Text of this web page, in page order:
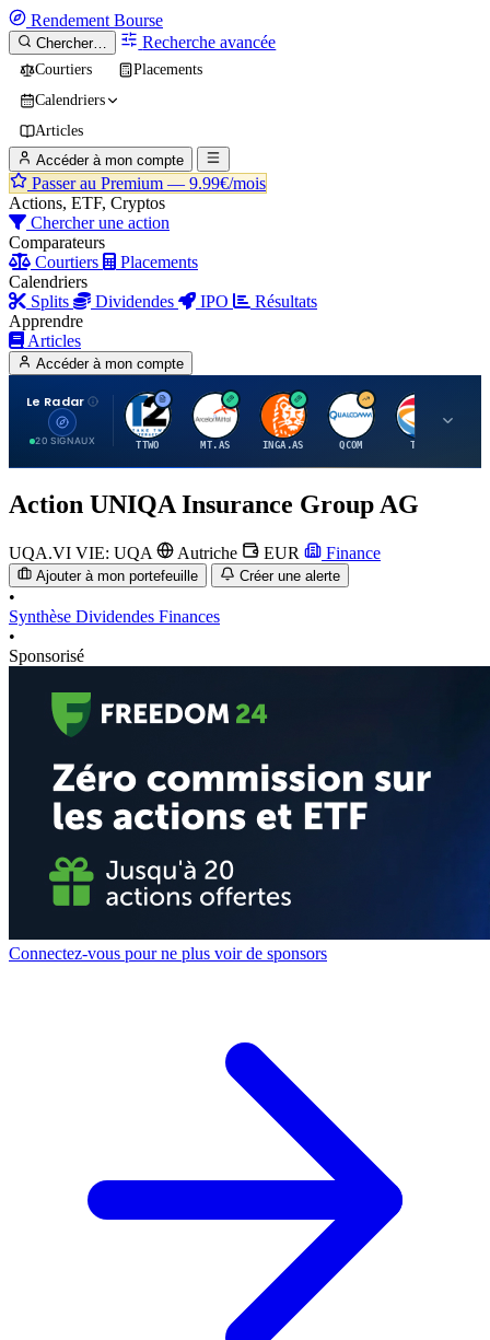
Rendement Bourse
Chercher… Recherche avancée
Courtiers
Placements
Calendriers
Articles
Accéder à mon compte
Passer au Premium — 9.99€/mois
Actions, ETF, Cryptos
Chercher une action
Comparateurs
Courtiers
Placements
Calendriers
Splits
Dividendes IPO
Résultats
Apprendre
Articles
Accéder à mon compte
Le Radar
20 SIGNAUX
T
TTWO
A
MT.AS
I
INGA.AS
Q
QCOM
T
TTE
Action UNIQA Insurance Group AG
UQA.VI VIE: UQA Autriche EUR Finance
Ajouter à mon portefeuille Créer une alerte
•
Synthèse Dividendes Finances
•
Sponsorisé
Connectez-vous pour ne plus voir de sponsors